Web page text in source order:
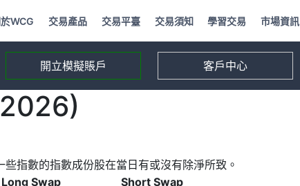
WCG 交易產品 交易平臺 交易須知 學習交易 市場資訊
開立模擬賬戶 客戶中心
指數的指數成份股在當日有或沒有除淨所致。
Long Swap
Short Swap